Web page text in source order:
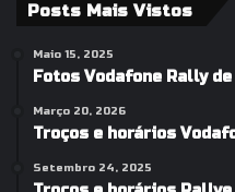
Posts Mais Vistos
Maio 15, 2025
Fotos Vodafone Rally
Março 20, 2026
Troços e horários
Setembro 24, 2025